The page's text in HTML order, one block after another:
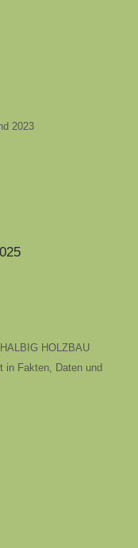
2023
HOLZBAU
in Fakten, Daten und